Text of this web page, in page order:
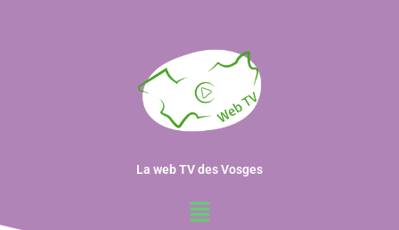
La web TV des Vosges